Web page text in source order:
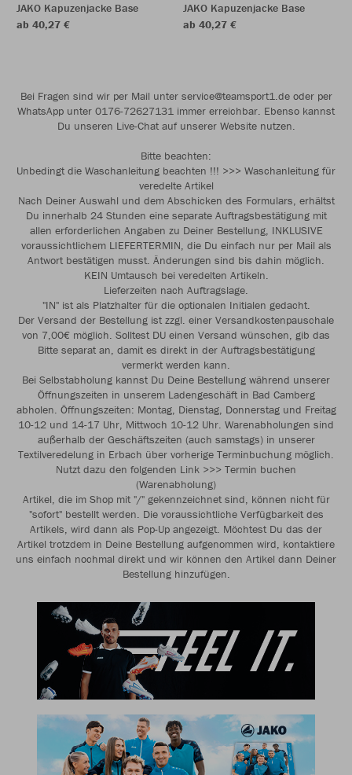
JAKO Kapuzenjacke Base
ab 40,27 €
JAKO Kapuzenjacke Base
ab 40,27 €
Bei Fragen sind wir per Mail unter service@teamsport1.de oder per
WhatsApp unter 0176-72627131 immer erreichbar. Ebenso kannst
Du unseren Live-Chat auf unserer Website nutzen.
Bitte beachten:
Unbedingt die Waschanleitung beachten !!! >>> Waschanleitung für
veredelte Artikel
Nach Deiner Auswahl und dem Abschicken des Formulars, erhältst
Du innerhalb 24 Stunden eine separate Auftragsbestätigung mit
allen erforderlichen Angaben zu Deiner Bestellung, INKLUSIVE
voraussichtlichem LIEFERTERMIN, die Du einfach nur per Mail als
Antwort bestätigen musst. Änderungen sind bis dahin möglich.
KEIN Umtausch bei veredelten Artikeln.
Lieferzeiten nach Auftragslage.
"IN" ist als Platzhalter für die optionalen Initialen gedacht.
Der Versand der Bestellung ist zzgl. einer Versandkostenpauschale
von 7,00€ möglich. Solltest DU einen Versand wünschen, gib das
Bitte separat an, damit es direkt in der Auftragsbestätigung
vermerkt werden kann.
Bei Selbstabholung kannst Du Deine Bestellung während unserer
Öffnungszeiten in unserem Ladengeschäft in Bad Camberg
abholen. Öffnungszeiten: Montag, Dienstag, Donnerstag und Freitag
10-12 und 14-17 Uhr, Mittwoch 10-12 Uhr. Warenabholungen sind
außerhalb der Geschäftszeiten (auch samstags) in unserer
Textilveredelung in Erbach über vorherige Terminbuchung möglich.
Nutzt dazu den folgenden Link >>> Termin buchen
(Warenabholung)
Artikel, die im Shop mit "/" gekennzeichnet sind, können nicht für
"sofort" bestellt werden. Die voraussichtliche Verfügbarkeit des
Artikels, wird dann als Pop-Up angezeigt. Möchtest Du das der
Artikel trotzdem in Deine Bestellung aufgenommen wird, kontaktiere
uns einfach nochmal direkt und wir können den Artikel dann Deiner
Bestellung hinzufügen.